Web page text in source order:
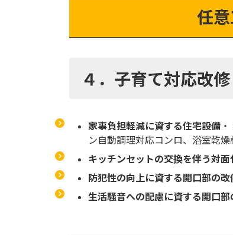
任
４．子育て対応改修
家事負担軽減に資する住宅設備
ン自動調理対応コンロ、浴室乾
キッチンセットの交換を伴う対
防犯性の向上に資する開口部の改
生活騒音への配慮に資する開口部